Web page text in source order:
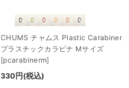
CHUMS チャムス Plastic Carabiner
プラスチックカラビナ Mサイズ
[pcarabinerm]
330 円 (税込)